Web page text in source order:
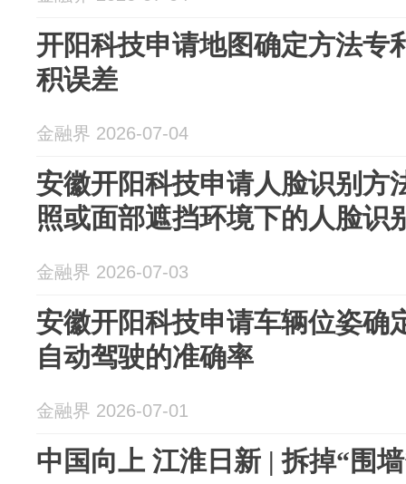
开阳科技申请地图确定方法专
积误差
金融界 2026-07-04
安徽开阳科技申请人脸识别方
照或面部遮挡环境下的人脸识
金融界 2026-07-03
安徽开阳科技申请车辆位姿确
自动驾驶的准确率
金融界 2026-07-01
中国向上 江淮日新 | 拆掉“围